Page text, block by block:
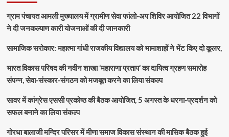
ग्राम पंचायत आमली मुख्यालय में ग्रामीण सेवा फांलो-अप शिविर आयोजित 22 विभागों
ने दी जनकल्याण कारी योजनाओं की दी जानकारी
सामाजिक सरोकार: महात्मा गांधी राजकीय विद्यालय को भामाशाहों ने भेंट किए दो कूलर,
भारत विकास परिषद की नवीन शाखा ‘महाराणा प्रताप’ का दायित्व ग्रहण समारोह
संपन्न, सेवा-संस्कार-संगठन को मजबूत करने का लिया संकल्प
सावर में कांग्रेस एससी प्रकोष्ठ की बैठक आयोजित, 5 अगस्त के धरना-प्रदर्शन को
सफल बनाने का लिया संकल्प
गोरधा बालाजी मन्दिर परिसर में मीणा समाज विकास संस्थान की मासिक बैठक हुई